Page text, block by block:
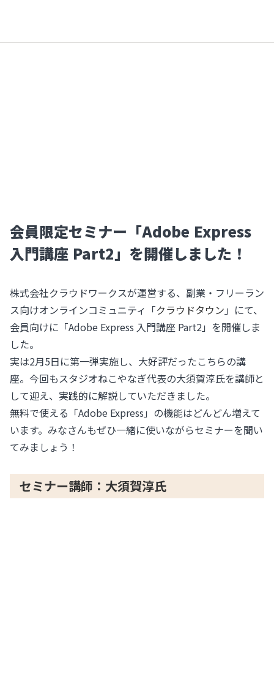
会員限定セミナー「Adobe Express
入門講座 Part2」を開催しました！
株式会社クラウドワークスが運営する、副業・フリーラン
ス向けオンラインコミュニティ「クラウドタウン 」にて、
会員向けに「Adobe Express 入門講座 Part2」を開催しま
した。
実は2月5日に第一弾実施し、大好評だったこちらの講
座。今回もスタジオねこやなぎ代表の大須賀淳氏を講師と
して迎え、実践的に解説していただきました。
無料で使える「Adobe Express」の機能はどんどん増えて
います。みなさんもぜひ一緒に使いながらセミナーを聞い
てみましょう！
セミナー講師：大須賀淳氏